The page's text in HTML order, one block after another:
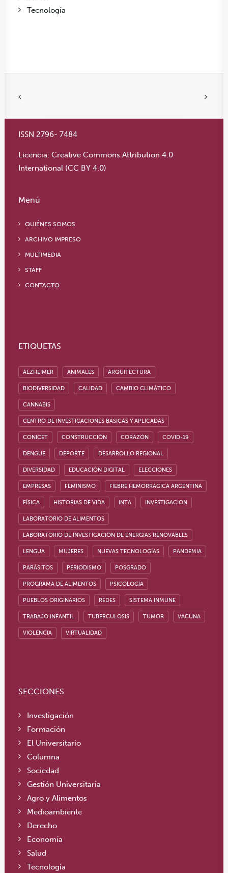
Tecnología
ISSN 2796- 7484
Licencia: Creative Commons Attribution 4.0
International (CC BY 4.0)
Menú
QUIÉNES SOMOS
ARCHIVO IMPRESO
MULTIMEDIA
STAFF
CONTACTO
ETIQUETAS
ALZHEIMER ANIMALES ARQUITECTURA
BIODIVERSIDAD CALIDAD CAMBIO CLIMÁTICO
CANNABIS
CENTRO DE INVESTIGACIONES BÁSICAS Y APLICADAS
CONICET CONSTRUCCIÓN CORAZÓN COVID-19
DENGUE DEPORTE DESARROLLO REGIONAL
DIVERSIDAD EDUCACIÓN DIGITAL ELECCIONES
EMPRESAS FEMINISMO FIEBRE HEMORRÁGICA ARGENTINA
FÍSICA HISTORIAS DE VIDA INTA INVESTIGACION
LABORATORIO DE ALIMENTOS
LABORATORIO DE INVESTIGACIÓN DE ENERGÍAS RENOVABLES
LENGUA MUJERES NUEVAS TECNOLOGÍAS PANDEMIA
PARÁSITOS PERIODISMO POSGRADO
PROGRAMA DE ALIMENTOS PSICOLOGÍA
PUEBLOS ORIGINARIOS REDES SISTEMA INMUNE
TRABAJO INFANTIL TUBERCULOSIS TUMOR VACUNA
VIOLENCIA VIRTUALIDAD
SECCIONES
Investigación
Formación
El Universitario
Columna
Sociedad
Gestión Universitaria
Agro y Alimentos
Medioambiente
Derecho
Economía
Salud
Tecnología